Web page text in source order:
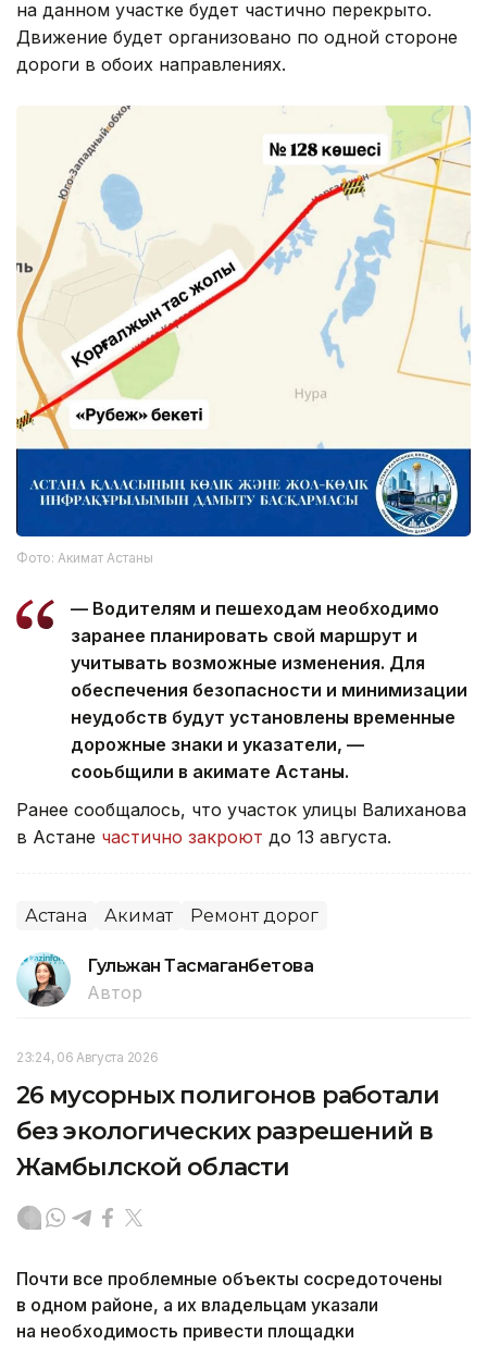
на данном участке будет частично перекрыто.
Движение будет организовано по одной стороне
дороги в обоих направлениях.
Фото: Акимат Астаны
— Водителям и пешеходам необходимо
заранее планировать свой маршрут и
учитывать возможные изменения. Для
обеспечения безопасности и минимизации
неудобств будут установлены временные
дорожные знаки и указатели, —
сооьбщили в акимате Астаны.
Ранее сообщалось, что участок улицы Валиханова
в Астане частично закроют до 13 августа.
Астана Акимат Ремонт дорог
Гульжан Тасмаганбетова
Автор
23:24, 06 Августа 2026
26 мусорных полигонов работали
без экологических разрешений в
Жамбылской области
Почти все проблемные объекты сосредоточены
в одном районе, а их владельцам указали
на необходимость привести площадки